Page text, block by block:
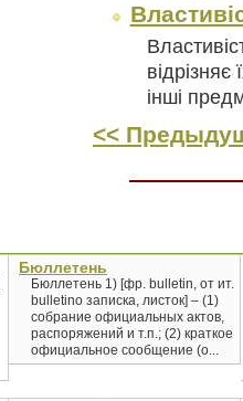
інші
<<
Бюллетень
Бюллетень 1) [фр. bulletin, от ит.
bulletino записка, листок] – (1)
cобрание официальных актов,
распоряжений и т.п.; (2) краткое
официальное сообщение (о...